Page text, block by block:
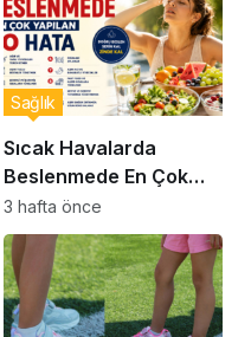
Sıcak Havalarda
Beslenmede En Çok
Yapılan 10 Hata
Sağlık
3 hafta önce